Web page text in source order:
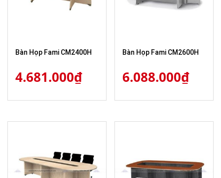
Bàn Họp Fami CM2400H
4.681.000₫
Bàn Họp Fami CM2600H
6.088.000₫